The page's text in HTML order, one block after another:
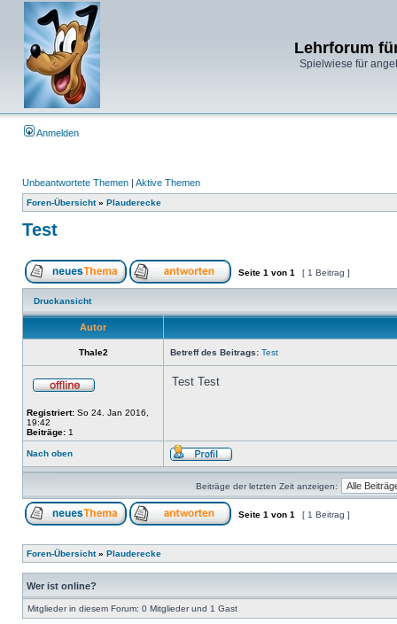
Lehrforum
Spielwiese für
Anmelden
Unbeantwortete Themen | Aktive Themen
Foren-Übersicht» Plauderecke
Test
Seite 1 von 1 [ 1 Beitrag ]
Druckansicht
Autor
Thale2 Betreff des Beitrags: Test
Registriert: So 24. Jan 2016,
19:42
Beiträge: 1
Test Test
Nach oben
Beiträge der letzten Zeit anzeigen:
Seite 1 von 1 [ 1 Beitrag ]
Foren-Übersicht» Plauderecke
Wer ist online?
Mitglieder in diesem Forum: 0 Mitglieder und 1 Gast